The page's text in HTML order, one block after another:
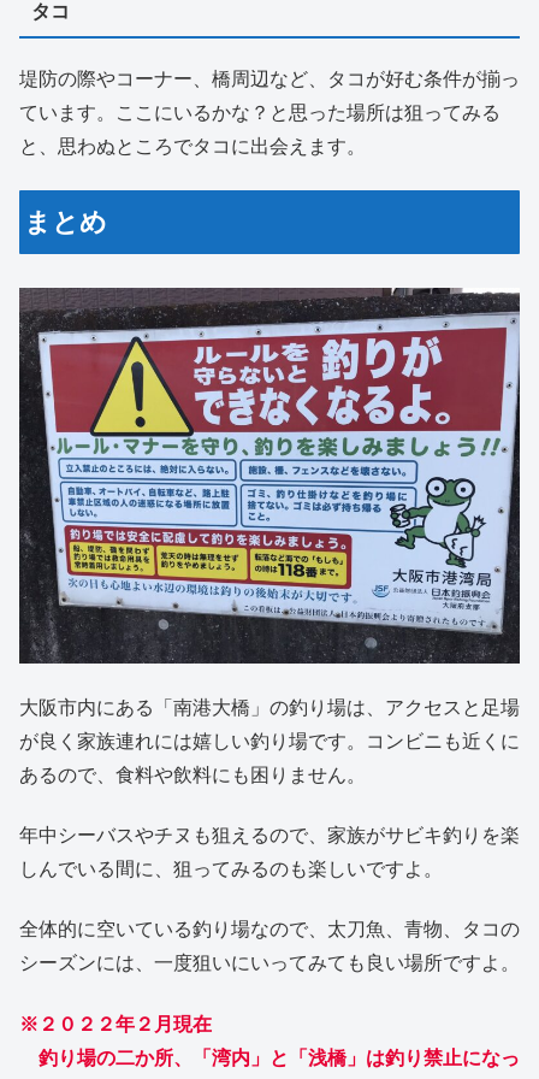
タコ
堤防の際やコーナー、橋周辺など、タコが好む条件が揃っ
ています。ここにいるかな？と思った場所は狙ってみる
と、思わぬところでタコに出会えます。
まとめ
大阪市内にある「南港大橋」の釣り場は、アクセスと足場
が良く家族連れには嬉しい釣り場です。コンビニも近くに
あるので、食料や飲料にも困りません。
年中シーバスやチヌも狙えるので、家族がサビキ釣りを楽
しんでいる間に、狙ってみるのも楽しいですよ。
全体的に空いている釣り場なので、太刀魚、青物、タコの
シーズンには、一度狙いにいってみても良い場所ですよ。
※２０２２年２月現在
釣り場の二か所、「湾内」と「浅橋」は釣り禁止になっ